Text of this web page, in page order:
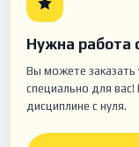
Нужна работа
Вы можете заказать
специально для
дисциплине с нуля.